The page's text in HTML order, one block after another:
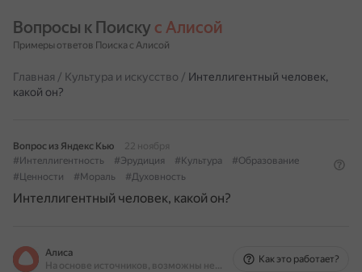
Вопросы к Поиску с Алисой
Примеры ответов Поиска с Алисой
Главная / Культура и искусство / Интеллигентный человек,
какой он?
Вопрос из Яндекс Кью
22 ноября
#Интеллигентность
#Эрудиция #Культура
#Образование
#Ценности
#Мораль #Духовность
Интеллигентный человек, какой он?
Алиса
На основе источников, возможны неточности
Как это работает?